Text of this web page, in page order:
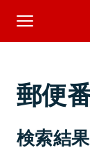
郵便
検索結果